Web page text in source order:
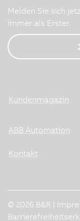
Melden Sie sich
immer als Erster.
Kundenmagazin
ABB Automation
Kontakt
© 2026 B&R |